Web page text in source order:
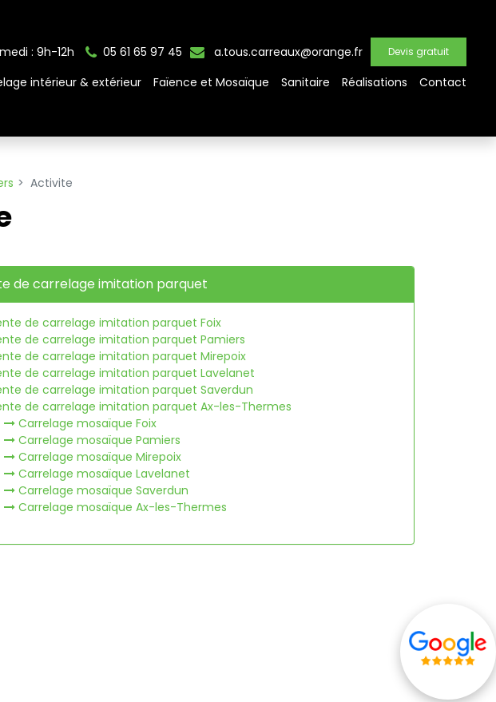
: 9h-12h 05 61 65 97 45 a.tous.carreaux@orange.fr Devis gratuit
intérieur & extérieur Faïence et Mosaïque Sanitaire Réalisations Contact
Activite
de carrelage imitation parquet
de carrelage imitation parquet Foix
de carrelage imitation parquet Pamiers
de carrelage imitation parquet Mirepoix
de carrelage imitation parquet Lavelanet
de carrelage imitation parquet Saverdun
de carrelage imitation parquet Ax-les-Thermes
Carrelage mosaïque Foix
Carrelage mosaïque Pamiers
Carrelage mosaïque Mirepoix
Carrelage mosaïque Lavelanet
Carrelage mosaïque Saverdun
Carrelage mosaïque Ax-les-Thermes